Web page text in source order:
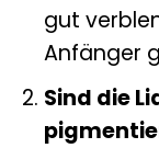
gut
Anfänger
Sind die